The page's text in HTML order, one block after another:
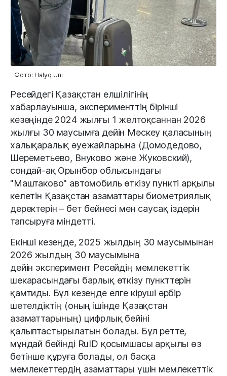
Фото: Halyq Uni
Ресейдегі Қазақстан елшілігінің
хабарлауынша, эксперименттің бірінші
кезеңінде 2024 жылғы 1 желтоқсаннан 2026
жылғы 30 маусымға дейін Мәскеу қаласының
халықаралық әуежайларына (Домодедово,
Шереметьево, Внуково және Жуковский),
сондай-ақ Орынбор облысындағы
"Маштаково" автомобиль өткізу пункті арқылы
келетін Қазақстан азаматтары биометриялық
деректерін – бет бейнесі мен саусақ іздерін
тапсыруға міндетті.
Екінші кезеңде, 2025 жылдың 30 маусымынан
2026 жылдың 30 маусымына
дейін эксперимент Ресейдің мемлекеттік
шекарасындағы барлық өткізу пункттерін
қамтиды. Бұл кезеңде елге кіруші әрбір
шетелдіктің (оның ішінде Қазақстан
азаматтарының) цифрлық бейіні
қалыптастырылатын болады. Бұл ретте,
мұндай бейінді RuID қосымшасы арқылы өз
бетінше құруға болады, ол басқа
мемлекеттердің азаматтары үшін мемлекеттік